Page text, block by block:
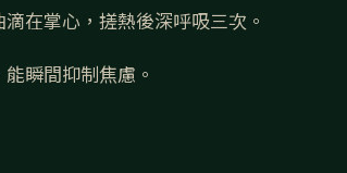
在掌心，搓熱後深呼吸三次。
瞬間抑制焦慮。